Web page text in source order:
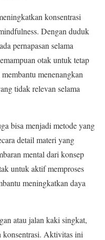
konsentrasi
Dengan duduk
pernapasan selama
otak untuk tetap
menenangkan
tidak relevan selama
bisa menjadi metode yang
detail materi yang
mental dari konsep
untuk aktif memproses
meningkatkan daya
atau jalan kaki singkat,
konsentrasi. Aktivitas ini